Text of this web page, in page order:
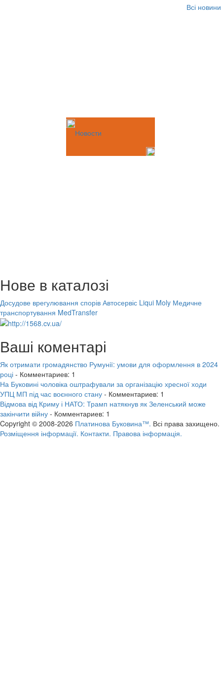
Всі новини
Новости
Нове в каталозі
Досудове врегулювання спорів Автосервіс Liqui Moly Медичне
транспортування MedTransfer
Ваші коментарі
Як отримати громадянство Румунії: умови для оформлення в 2024
році - Комментариев: 1
На Буковині чоловіка оштрафували за організацію хресної ходи
УПЦ МП під час воєнного стану - Комментариев: 1
Відмова від Криму і НАТО: Трамп натякнув як Зеленський може
закінчити війну - Комментариев: 1
Copyright © 2008-2026 Платинова Буковина™. Всі права захищено.
Розміщення інформації. Контакти. Правова інформація.